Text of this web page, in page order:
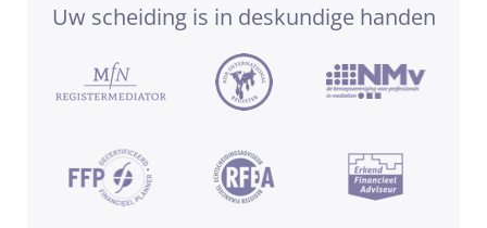
Uw scheiding is in deskundige handen